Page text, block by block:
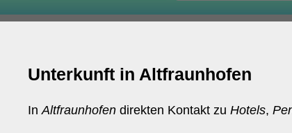
Unterkunft in Altfraunhofen
InAltfraunhofen direkten Kontakt zuHotels,